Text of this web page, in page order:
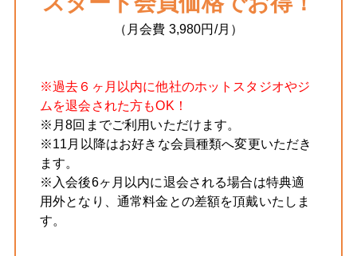
（月会費 3,980円/月）
※過去６ヶ月以内に他社のホットスタジオやジ
ムを退会された方もOK！
※月8回までご利用いただけます。
※11月以降はお好きな会員種類へ変更いただき
ます。
※入会後6ヶ月以内に退会される場合は特典適
用外となり、通常料金との差額を頂戴いたしま
す。